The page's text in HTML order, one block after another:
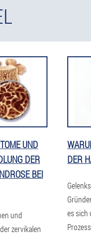
UND
DER
BEI
und
zervikalen
DER
es sich